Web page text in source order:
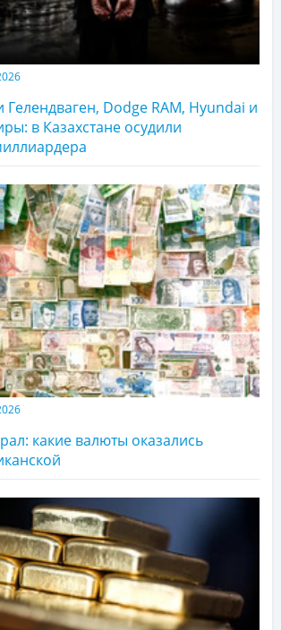
Dodge RAM, Hyundai и
в Казахстане осудили
какие валюты оказались